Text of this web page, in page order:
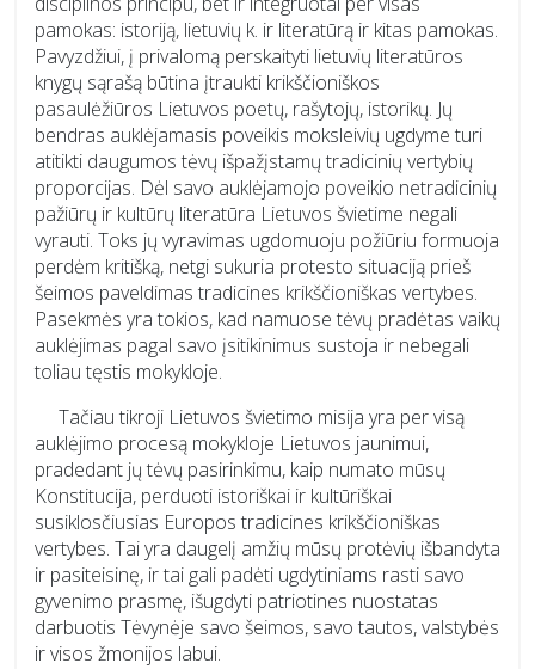
pamokas: istoriją, lietuvių k. ir literatūrą ir kitas pamokas.
Pavyzdžiui, į privalomą perskaityti lietuvių literatūros
knygų sąrašą būtina įtraukti krikščioniškos
pasaulėžiūros Lietuvos poetų, rašytojų, istorikų. Jų
bendras auklėjamasis poveikis moksleivių ugdyme turi
atitikti daugumos tėvų išpažįstamų tradicinių vertybių
proporcijas. Dėl savo auklėjamojo poveikio netradicinių
pažiūrų ir kultūrų literatūra Lietuvos švietime negali
vyrauti. Toks jų vyravimas ugdomuoju požiūriu formuoja
perdėm kritišką, netgi sukuria protesto situaciją prieš
šeimos paveldimas tradicines krikščioniškas vertybes.
Pasekmės yra tokios, kad namuose tėvų pradėtas vaikų
auklėjimas pagal savo įsitikinimus sustoja ir nebegali
toliau tęstis mokykloje.
Tačiau tikroji Lietuvos švietimo misija yra per visą
auklėjimo procesą mokykloje Lietuvos jaunimui,
pradedant jų tėvų pasirinkimu, kaip numato mūsų
Konstitucija, perduoti istoriškai ir kultūriškai
susiklosčiusias Europos tradicines krikščioniškas
vertybes. Tai yra daugelį amžių mūsų protėvių išbandyta
ir pasiteisinę, ir tai gali padėti ugdytiniams rasti savo
gyvenimo prasmę, išugdyti patriotines nuostatas
darbuotis Tėvynėje savo šeimos, savo tautos, valstybės
ir visos žmonijos labui.